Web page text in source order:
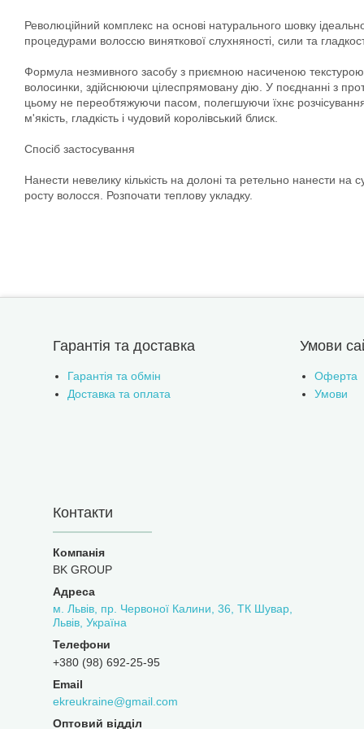
Революційний комплекс на основі натурального шовку
процедурами волоссю виняткової слухняності, сили та
Формула незмивного засобу з приємною насиченою текстурою
волосинки, здійснюючи цілеспрямовану дію. У поєднанні з
цьому не переобтяжуючи пасом, полегшуючи їхнє
м'якість, гладкість і чудовий королівський блиск.
Спосіб застосування
Нанести невелику кількість на долоні та ретельно нанести
росту волосся. Розпочати теплову укладку.
Гарантія та доставка
Гарантія та обмін
Доставка та оплата
Умови
Оферта
Умови
Контакти
BK GROUP
м. Львів, пр. Червоної Калини, 36, ТК Шувар,
Львів, Україна
+380 (98) 692-25-95
ekreukraine@gmail.com
Оптовий відділ